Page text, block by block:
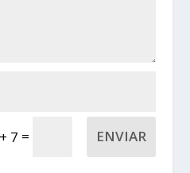
7 = ENVIAR